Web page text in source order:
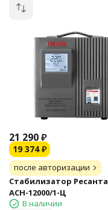
21 290₽
19 374 ₽
после авторизации
Стабилизатор Ресанта
АСН-12000/1-Ц
В наличии